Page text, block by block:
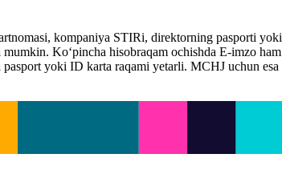
kompaniya STIRi, direktorning pasporti
Ko‘pincha hisobraqam ochishda E-imzo ham
yoki ID karta raqami yetarli. MCHJ uchun